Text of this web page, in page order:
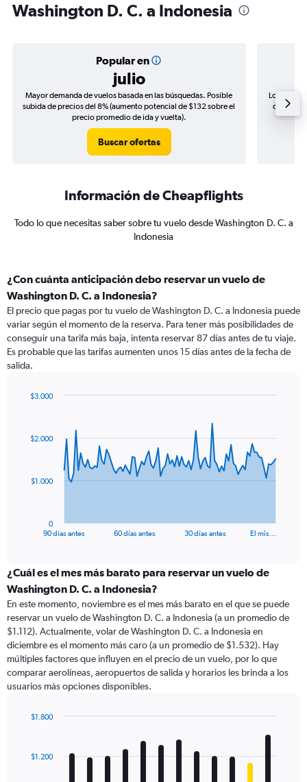
Washington D. C. a Indonesia
Popular en
julio
Mayor demanda de vuelos basada en las búsquedas. Posible
subida de precios del 8% (aumento potencial de $132 sobre el
precio promedio de ida y vuelta).
Buscar ofertas
Los
de
Información de Cheapflights
Todo lo que necesitas saber sobre tu vuelo desde Washington D. C. a
Indonesia
¿Con cuánta anticipación debo reservar un vuelo de
Washington D. C. a Indonesia?
El precio que pagas por tu vuelo de Washington D. C. a Indonesia puede
variar según el momento de la reserva. Para tener más posibilidades de
conseguir una tarifa más baja, intenta reservar 87 días antes de tu viaje.
Es probable que las tarifas aumenten unos 15 días antes de la fecha de
salida.
data
The
categories.
Range:
categories.
The
chart
has
1
Y
axis
values.
to
90 días antes 60 días antes 30 días antes El mis…
0
$1.000
$2.000
$3.000
¿Cuál es el mes más barato para reservar un vuelo de
Washington D. C. a Indonesia?
En este momento, noviembre es el mes más barato en el que se puede
reservar un vuelo de Washington D. C. a Indonesia (a un promedio de
$1.112). Actualmente, volar de Washington D. C. a Indonesia en
diciembre es el momento más caro (a un promedio de $1.532). Hay
múltiples factores que influyen en el precio de un vuelo, por lo que
comparar aerolíneas, aeropuertos de salida y horarios les brinda a los
usuarios más opciones disponibles.
with
12
$1.200
$1.800